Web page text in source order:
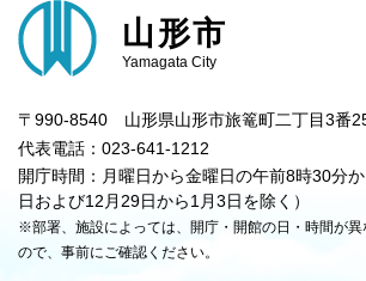
山形市
Yamagata City
〒990-8540 山形県山形市旅篭町二丁目3番
代表電話：023-641-1212
開庁時間：月曜日から金曜日の午前8時30分
日および12月29日から1月3日を除く）
※部署、施設によっては、開庁・開館の日・時間が
ので、事前にご確認ください。